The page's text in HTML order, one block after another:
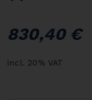
830,40 €
incl. 20% VAT